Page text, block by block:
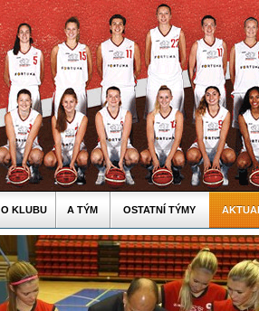
O KLUBU A TÝM OSTATNÍ TÝMY